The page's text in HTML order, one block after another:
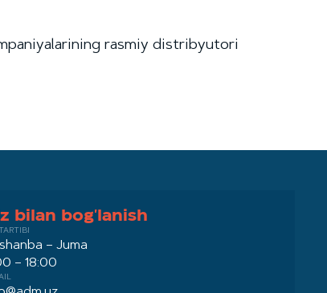
rasmiy distribyutori
bilan bog'lanish
– Juma
– 18:00